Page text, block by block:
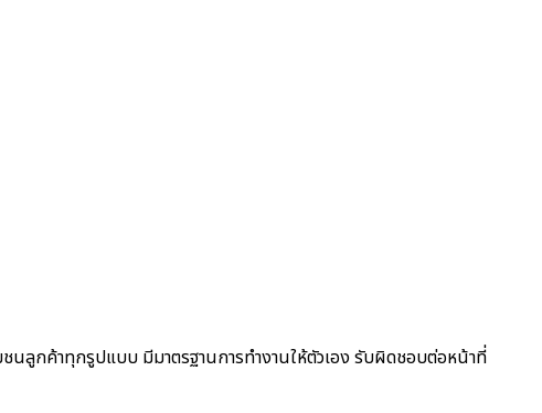
นลูกค้าทุกรูปแบบ มีมาตรฐานการทำงานให้ตัวเอง รับผิดชอบต่อหน้าที่